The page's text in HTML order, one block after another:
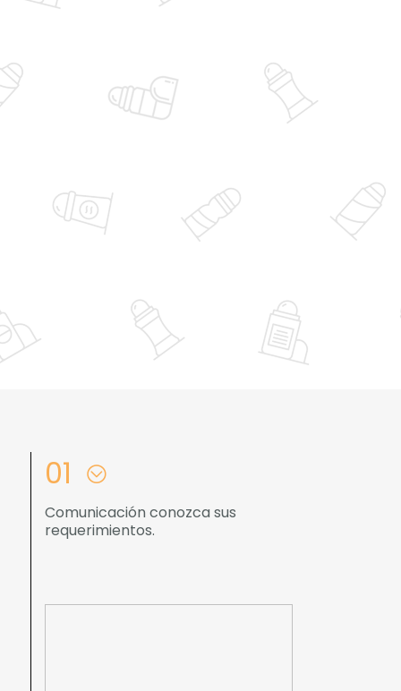
01
Comunicación conozca sus
requerimientos.